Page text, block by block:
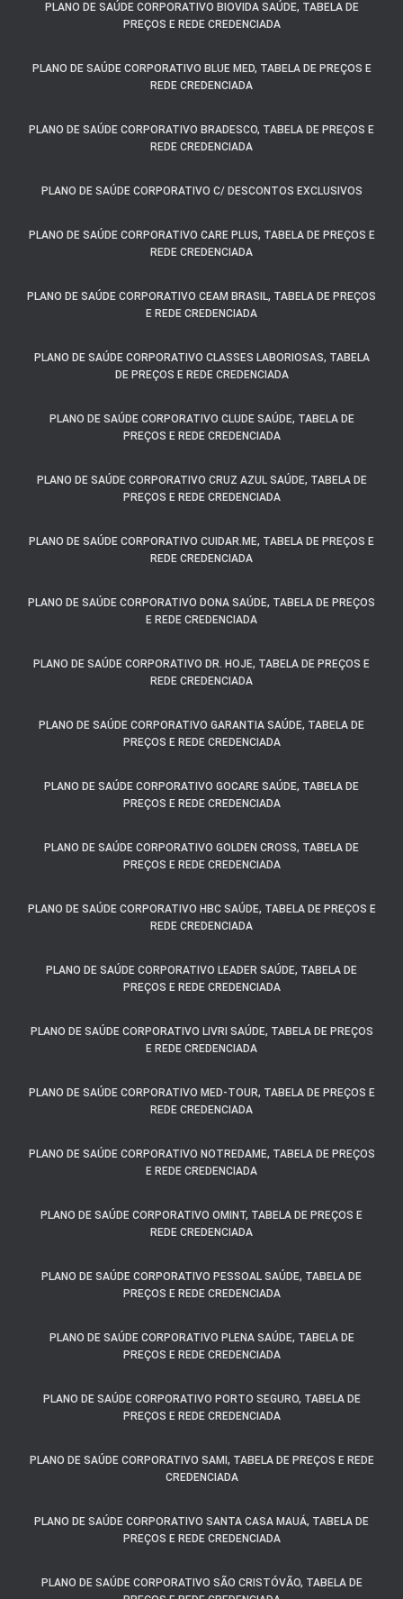
PLANO DE SAÚDE CORPORATIVO BIOVIDA SAÚDE, TABELA DE
PREÇOS E REDE CREDENCIADA
PLANO DE SAÚDE CORPORATIVO BLUE MED, TABELA DE PREÇOS E
REDE CREDENCIADA
PLANO DE SAÚDE CORPORATIVO BRADESCO, TABELA DE PREÇOS E
REDE CREDENCIADA
PLANO DE SAÚDE CORPORATIVO C/ DESCONTOS EXCLUSIVOS
PLANO DE SAÚDE CORPORATIVO CARE PLUS, TABELA DE PREÇOS E
REDE CREDENCIADA
PLANO DE SAÚDE CORPORATIVO CEAM BRASIL, TABELA DE PREÇOS
E REDE CREDENCIADA
PLANO DE SAÚDE CORPORATIVO CLASSES LABORIOSAS, TABELA
DE PREÇOS E REDE CREDENCIADA
PLANO DE SAÚDE CORPORATIVO CLUDE SAÚDE, TABELA DE
PREÇOS E REDE CREDENCIADA
PLANO DE SAÚDE CORPORATIVO CRUZ AZUL SAÚDE, TABELA DE
PREÇOS E REDE CREDENCIADA
PLANO DE SAÚDE CORPORATIVO CUIDAR.ME, TABELA DE PREÇOS E
REDE CREDENCIADA
PLANO DE SAÚDE CORPORATIVO DONA SAÚDE, TABELA DE PREÇOS
E REDE CREDENCIADA
PLANO DE SAÚDE CORPORATIVO DR. HOJE, TABELA DE PREÇOS E
REDE CREDENCIADA
PLANO DE SAÚDE CORPORATIVO GARANTIA SAÚDE, TABELA DE
PREÇOS E REDE CREDENCIADA
PLANO DE SAÚDE CORPORATIVO GOCARE SAÚDE, TABELA DE
PREÇOS E REDE CREDENCIADA
PLANO DE SAÚDE CORPORATIVO GOLDEN CROSS, TABELA DE
PREÇOS E REDE CREDENCIADA
PLANO DE SAÚDE CORPORATIVO HBC SAÚDE, TABELA DE PREÇOS E
REDE CREDENCIADA
PLANO DE SAÚDE CORPORATIVO LEADER SAÚDE, TABELA DE
PREÇOS E REDE CREDENCIADA
PLANO DE SAÚDE CORPORATIVO LIVRI SAÚDE, TABELA DE PREÇOS
E REDE CREDENCIADA
PLANO DE SAÚDE CORPORATIVO MED-TOUR, TABELA DE PREÇOS E
REDE CREDENCIADA
PLANO DE SAÚDE CORPORATIVO NOTREDAME, TABELA DE PREÇOS
E REDE CREDENCIADA
PLANO DE SAÚDE CORPORATIVO OMINT, TABELA DE PREÇOS E
REDE CREDENCIADA
PLANO DE SAÚDE CORPORATIVO PESSOAL SAÚDE, TABELA DE
PREÇOS E REDE CREDENCIADA
PLANO DE SAÚDE CORPORATIVO PLENA SAÚDE, TABELA DE
PREÇOS E REDE CREDENCIADA
PLANO DE SAÚDE CORPORATIVO PORTO SEGURO, TABELA DE
PREÇOS E REDE CREDENCIADA
PLANO DE SAÚDE CORPORATIVO SAMI, TABELA DE PREÇOS E REDE
CREDENCIADA
PLANO DE SAÚDE CORPORATIVO SANTA CASA MAUÁ, TABELA DE
PREÇOS E REDE CREDENCIADA
PLANO DE SAÚDE CORPORATIVO SÃO CRISTÓVÃO, TABELA DE